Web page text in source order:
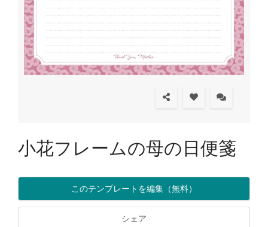
小花フレームの母の日便箋
このテンプレートを編集（無料）
シェア